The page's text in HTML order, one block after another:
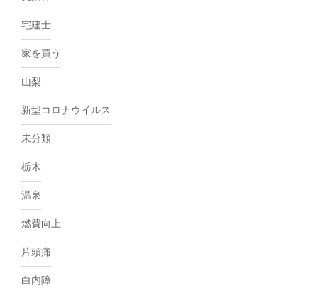
宅建士
家を買う
山梨
新型コロナウイルス
未分類
栃木
温泉
燃費向上
片頭痛
白内障